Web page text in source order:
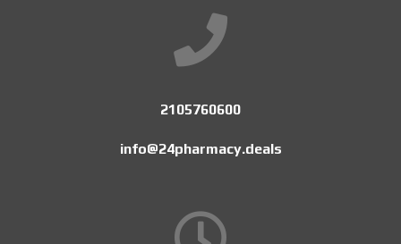
2105760600
info@24pharmacy.deals